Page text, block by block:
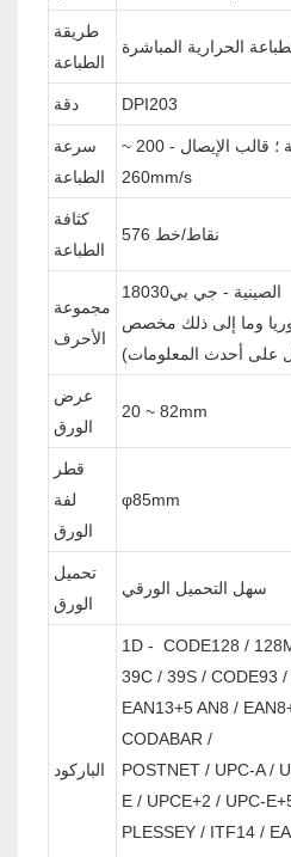
طريقة
الطباعة
الحرارية المباشرة
دقة DPI203
سرعة
الطباعة
قالب العلامة - 152 مم/ثانية ؛ قالب الإيصال - 200 ~
260mm/s
كثافة
الطباعة
576 نقاط/خط
مجموعة
الأحرف
الصينية - جي بي18030
، كوريا وما إلى ذلك مخصص
على أحدث المعلومات)
عرض
الورق
20 ~ 82mm
قطر
لفة
الورق
φ85mm
تحميل
الورق
سهل التحميل الورقي
الباركود
1D - CODE128 /
39C / 39S / CODE93
EAN13+5 AN8 /
CODABAR /
POSTNET / UPC-A /
E / UPCE+2 / UPC-
PLESSEY / ITF14 /